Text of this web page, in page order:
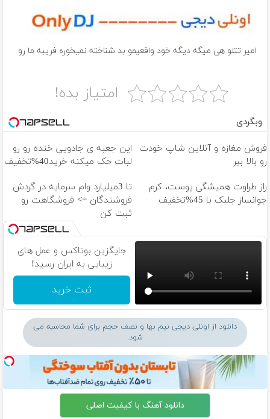
امیر تتلو هی میگه دیگه خود واقعیمو بد شناخته نمیخوره فریبه ما رو
امتیاز بده!
وبگردی
فروش مغازه و آنلاین شاپ خودت
رو بالا ببر
این جعبه ی جادویی خنده رو رو
لبات حک میکنه خرید40%تخفیف
راز طراوت همیشگی پوست، کرم
جوانساز جلبک با 45%تخفیف
تا 3میلیارد وام سرمایه در گردش
فروشندگان => فروشگاهت رو
ثبت کن
جایگزین بوتاکس و عمل های
زیبایی به ایران رسید!
ثبت خرید
دانلود از اونلی دیجی نیم بها و نصف حجم برای شما محاسبه می
شود.
دانلود آهنگ با کیفیت اصلی